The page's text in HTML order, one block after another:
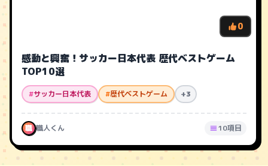
0
感動と興奮！サッカー日本代表 歴代ベストゲーム
TOP10選
#サッカー日本代表 #歴代ベストゲーム +3
職 職人くん 10項目